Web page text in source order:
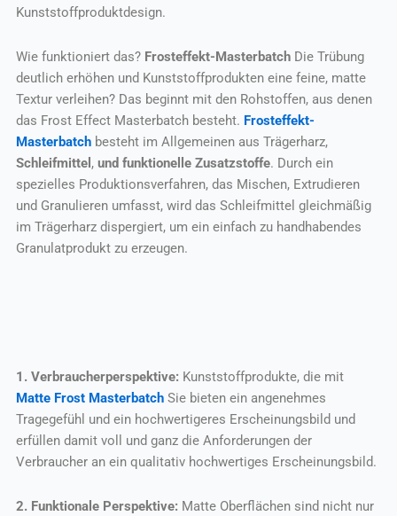
Kunststoffproduktdesign.
Wie funktioniert das? Frosteffekt-MasterbatchDie Trübung
deutlich erhöhen und Kunststoffprodukten eine feine, matte
Textur verleihen? Das beginnt mit den Rohstoffen, aus denen
das Frost Effect Masterbatch besteht. Frosteffekt-
Masterbatchbesteht im Allgemeinen aus Trägerharz,
Schleifmittel , und funktionelle Zusatzstoffe. Durch ein
spezielles Produktionsverfahren, das Mischen, Extrudieren
und Granulieren umfasst, wird das Schleifmittel gleichmäßig
im Trägerharz dispergiert, um ein einfach zu handhabendes
Granulatprodukt zu erzeugen.
1. Verbraucherperspektive: Kunststoffprodukte, die mit
Matte Frost MasterbatchSie bieten ein angenehmes
Tragegefühl und ein hochwertigeres Erscheinungsbild und
erfüllen damit voll und ganz die Anforderungen der
Verbraucher an ein qualitativ hochwertiges Erscheinungsbild.
2. Funktionale Perspektive: Matte Oberflächen sind nicht nur